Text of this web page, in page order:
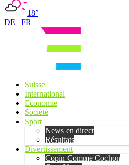
18°
DE | FR
Suisse
International
Economie
Société
Sport
News en direct
Résultats
Divertissement
Copin Comme Cochon